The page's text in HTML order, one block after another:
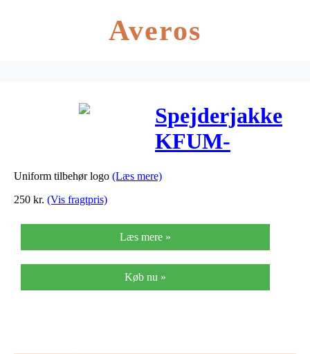
Averos
Spejderjakke
KFUM-
Spejderne
Uniform tilbehør logo (Læs mere)
250 kr. (Vis fragtpris)
Læs mere »
Køb nu »